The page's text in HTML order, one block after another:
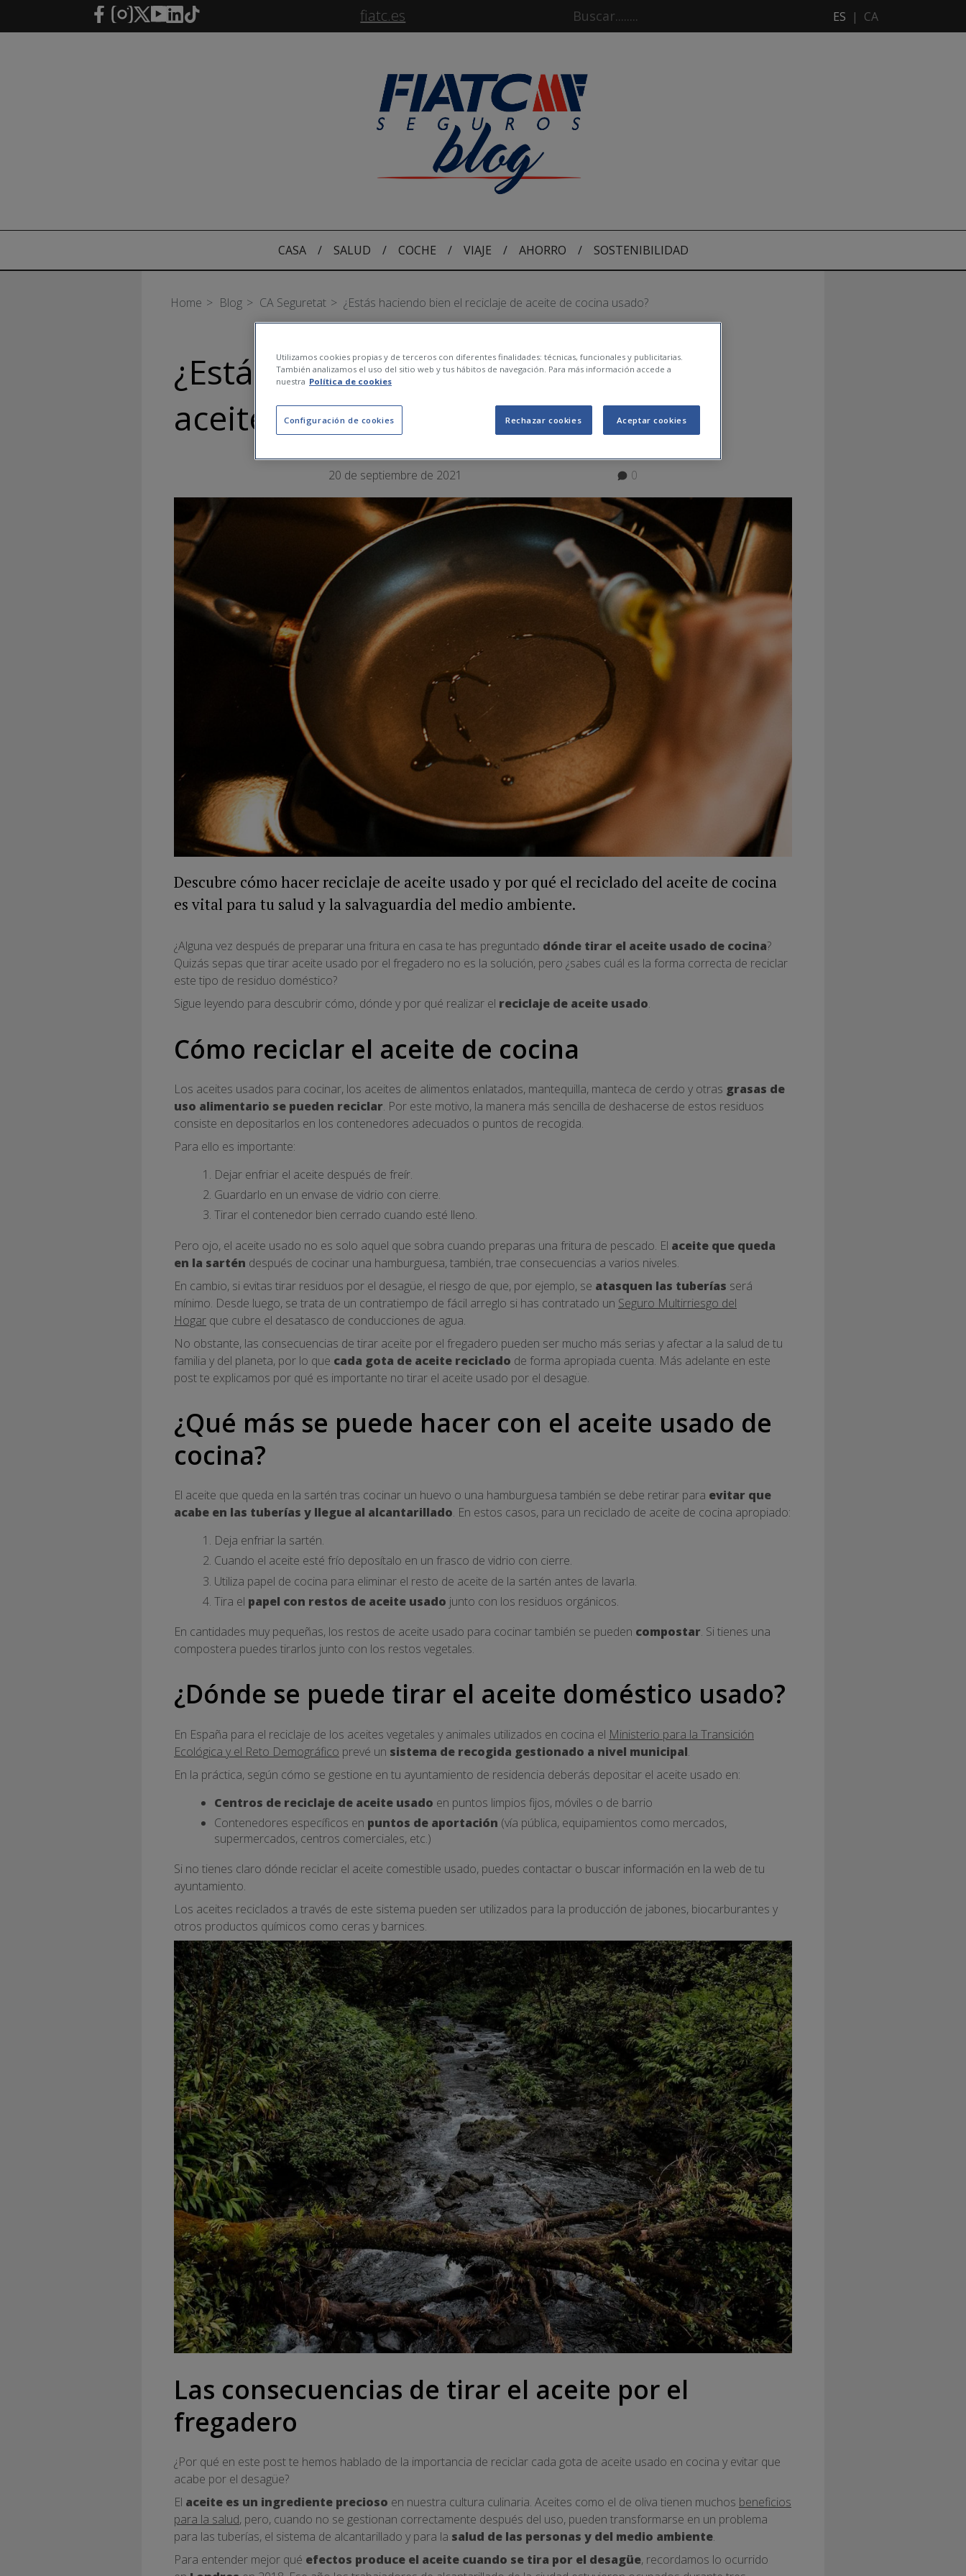
Saltar al contenido principal fiatc.es ES | CA
CASA / SALUD / COCHE / VIAJE / AHORRO / SOSTENIBILIDAD
Home Blog CA Seguretat ¿Estás haciendo bien el reciclaje de aceite de cocina usado?
¿Estás haciendo bien el reciclaje de
aceite de cocina usado?
20 de septiembre de 2021 0
Descubre cómo hacer reciclaje de aceite usado y por qué el reciclado del aceite de cocina
es vital para tu salud y la salvaguardia del medio ambiente.
¿Alguna vez después de preparar una fritura en casa te has preguntado dónde tirar el aceite usado de cocina?
Quizás sepas que tirar aceite usado por el fregadero no es la solución, pero ¿sabes cuál es la forma correcta de reciclar
este tipo de residuo doméstico?
Sigue leyendo para descubrir cómo, dónde y por qué realizar el reciclaje de aceite usado.
Cómo reciclar el aceite de cocina
Los aceites usados para cocinar, los aceites de alimentos enlatados, mantequilla, manteca de cerdo y otras grasas de
uso alimentario se pueden reciclar. Por este motivo, la manera más sencilla de deshacerse de estos residuos
consiste en depositarlos en los contenedores adecuados o puntos de recogida.
Para ello es importante:
Dejar enfriar el aceite después de freír.
Guardarlo en un envase de vidrio con cierre.
Tirar el contenedor bien cerrado cuando esté lleno.
Pero ojo, el aceite usado no es solo aquel que sobra cuando preparas una fritura de pescado. El aceite que queda
en la sartén después de cocinar una hamburguesa, también, trae consecuencias a varios niveles.
En cambio, si evitas tirar residuos por el desagüe, el riesgo de que, por ejemplo, se atasquen las tuberías será
mínimo. Desde luego, se trata de un contratiempo de fácil arreglo si has contratado un Seguro Multirriesgo del
Hogar que cubre el desatasco de conducciones de agua.
No obstante, las consecuencias de tirar aceite por el fregadero pueden ser mucho más serias y afectar a la salud de tu
familia y del planeta, por lo que cada gota de aceite reciclado de forma apropiada cuenta. Más adelante en este
post te explicamos por qué es importante no tirar el aceite usado por el desagüe.
¿Qué más se puede hacer con el aceite usado de
cocina?
El aceite que queda en la sartén tras cocinar un huevo o una hamburguesa también se debe retirar para evitar que
acabe en las tuberías y llegue al alcantarillado. En estos casos, para un reciclado de aceite de cocina apropiado:
Deja enfriar la sartén.
Cuando el aceite esté frío deposítalo en un frasco de vidrio con cierre.
Utiliza papel de cocina para eliminar el resto de aceite de la sartén antes de lavarla.
Tira el papel con restos de aceite usado junto con los residuos orgánicos.
En cantidades muy pequeñas, los restos de aceite usado para cocinar también se pueden compostar. Si tienes una
compostera puedes tirarlos junto con los restos vegetales.
¿Dónde se puede tirar el aceite doméstico usado?
En España para el reciclaje de los aceites vegetales y animales utilizados en cocina el Ministerio para la Transición
Ecológica y el Reto Demográfico prevé un sistema de recogida gestionado a nivel municipal.
En la práctica, según cómo se gestione en tu ayuntamiento de residencia deberás depositar el aceite usado en:
Centros de reciclaje de aceite usado en puntos limpios fijos, móviles o de barrio
Contenedores específicos en puntos de aportación (vía pública, equipamientos como mercados,
supermercados, centros comerciales, etc.)
Si no tienes claro dónde reciclar el aceite comestible usado, puedes contactar o buscar información en la web de tu
ayuntamiento.
Los aceites reciclados a través de este sistema pueden ser utilizados para la producción de jabones, biocarburantes y
otros productos químicos como ceras y barnices.
Las consecuencias de tirar el aceite por el
fregadero
¿Por qué en este post te hemos hablado de la importancia de reciclar cada gota de aceite usado en cocina y evitar que
acabe por el desagüe?
El aceite es un ingrediente precioso en nuestra cultura culinaria. Aceites como el de oliva tienen muchos beneficios
para la salud, pero, cuando no se gestionan correctamente después del uso, pueden transformarse en un problema
para las tuberías, el sistema de alcantarillado y para la salud de las personas y del medio ambiente.
Para entender mejor qué efectos produce el aceite cuando se tira por el desagüe, recordamos lo ocurrido
Utilizamos cookies propias y de terceros con diferentes finalidades: técnicas, funcionales y publicitarias.
También analizamos el uso del sitio web y tus hábitos de navegación. Para más información accede a
nuestra Política de cookies
Configuración de cookies Rechazar cookies Aceptar cookies